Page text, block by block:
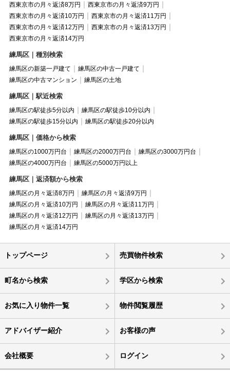
西東京市の月々返済8万円
西東京市の月々返済9万円
西東京市の月々返済10万円
西東京市の月々返済11万円
西東京市の月々返済12万円
西東京市の月々返済13万円
西東京市の月々返済14万円
練馬区｜種別検索
練馬区の新築一戸建て
練馬区の中古一戸建て
練馬区の中古マンション
練馬区の土地
練馬区｜駅近検索
練馬区の駅徒歩5分以内
練馬区の駅徒歩10分以内
練馬区の駅徒歩15分以内
練馬区の駅徒歩20分以内
練馬区｜価格から検索
練馬区の1000万円台 練馬区の2000万円台
練馬区の3000万円台
練馬区の4000万円台
練馬区の5000万円以上
練馬区｜返済額から検索
練馬区の月々返済8万円
練馬区の月々返済9万円
練馬区の月々返済10万円
練馬区の月々返済11万円
練馬区の月々返済12万円
練馬区の月々返済13万円
練馬区の月々返済14万円
トップページ 売買物件検索
町名から検索 学区から検索
お気に入り物件一覧 物件閲覧履歴
アドバイザー紹介 お客様の声
会社概要 ログイン